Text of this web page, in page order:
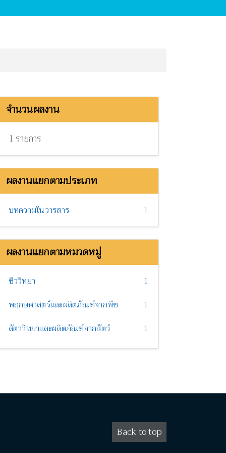
จำนวนผลงาน
1 รายการ
ผลงานแยกตามประเภท
บทความในวารสาร 1
ผลงานแยกตามหมวดหมู่
ชีววิทยา
1
พฤกษศาสตร์และผลิตภัณฑ์จากพืช
1
สัตววิทยาและผลิตภัณฑ์จากสัตว์
1
Back to top